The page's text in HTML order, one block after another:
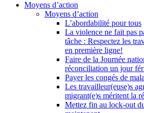
Moyens d’action
Moyens d’action
L’abordabilité pour tous
La violence ne fait pas
tâche : Respectez les
en première ligne!
Faire de la Journée
réconciliation un jour
Payer les congés de
Les travailleur(euse)s
migrant(e)s méritent la
Mettez fin au lock-out